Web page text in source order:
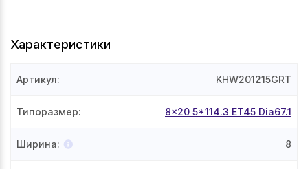
Характеристики
Артикул: KHW201215GRT
Типоразмер: 8x20 5*114.3 ET45 Dia67.1
Ширина: 8